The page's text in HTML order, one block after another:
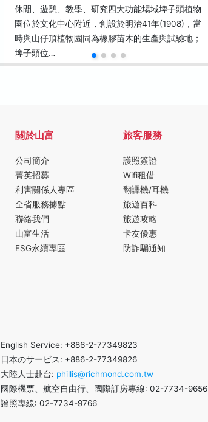
休閒、遊憩、教學、研究四大功能場域埤子頭植物
園位於文化中心附近，創設於明治41年(1908)，當
時與山仔頂植物園同為橡膠苗木的生產與試驗地；
埤子頭位…
關於山富
公司簡介
菁英招募
利害關係人專區
全省服務據點
聯絡我們
山富生活
ESG永續專區
旅客服務
護照簽證
Wifi租借
翻譯機/耳機
旅遊百科
旅遊攻略
卡友優惠
防詐騙通知
English Service: +886-2-77349823
日本のサービス: +886-2-77349826
大陸人士赴台: phillis@richmond.com.tw
國際機票、航空自由行、國際訂房專線: 02-7734-9656
證照專線: 02-7734-9766